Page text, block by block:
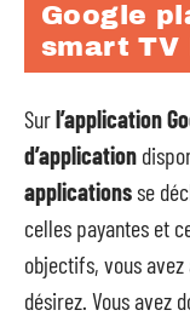
Google
smart TV
Surl’application
d’application
applicationsse
celles payantes et
objectifs, vous
désirez. Vous avez